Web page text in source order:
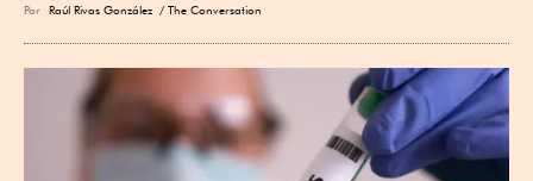
Por Raúl Rivas González / The Conversation